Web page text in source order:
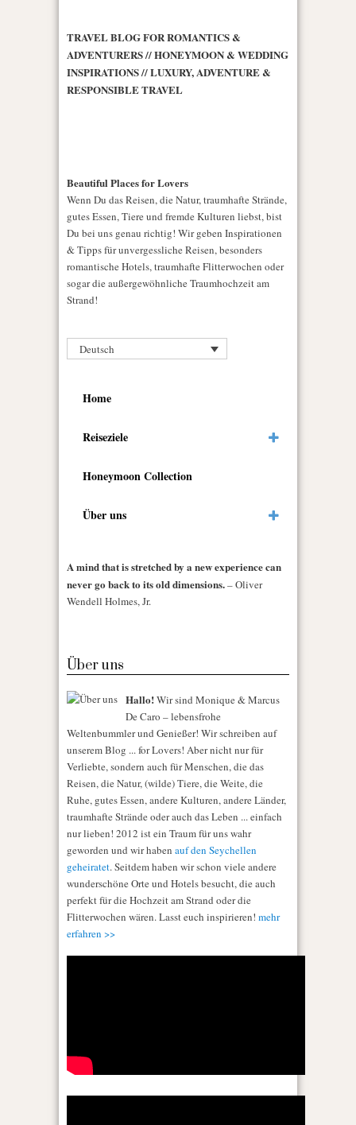
TRAVEL BLOG FOR ROMANTICS &
ADVENTURERS // HONEYMOON & WEDDING
INSPIRATIONS // LUXURY, ADVENTURE &
RESPONSIBLE TRAVEL
Beautiful Places for Lovers
Wenn Du das Reisen, die Natur, traumhafte Strände,
gutes Essen, Tiere und fremde Kulturen liebst, bist
Du bei uns genau richtig! Wir geben Inspirationen
& Tipps für unvergessliche Reisen, besonders
romantische Hotels, traumhafte Flitterwochen oder
sogar die außergewöhnliche Traumhochzeit am
Strand!
Deutsch
Home
Reiseziele
Honeymoon Collection
Über uns
A mind that is stretched by a new experience can
never go back to its old dimensions.– Oliver
Wendell Holmes, Jr.
Über uns
Hallo!Wir sind Monique & Marcus
De Caro – lebensfrohe
Weltenbummler und Genießer! Wir schreiben auf
unserem Blog ... for Lovers! Aber nicht nur für
Verliebte, sondern auch für Menschen, die das
Reisen, die Natur, (wilde) Tiere, die Weite, die
Ruhe, gutes Essen, andere Kulturen, andere Länder,
traumhafte Strände oder auch das Leben ... einfach
nur lieben! 2012 ist ein Traum für uns wahr
geworden und wir haben auf den Seychellen
geheiratet. Seitdem haben wir schon viele andere
wunderschöne Orte und Hotels besucht, die auch
perfekt für die Hochzeit am Strand oder die
Flitterwochen wären. Lasst euch inspirieren! mehr
erfahren >>